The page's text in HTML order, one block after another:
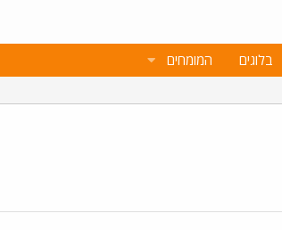
בלוגים המומחים